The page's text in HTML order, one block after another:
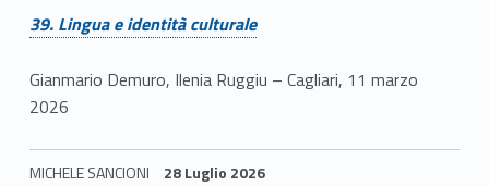
Link identifier #identifier__128448-41
39. Lingua e identità culturale
Gianmario Demuro, Ilenia Ruggiu – Cagliari, 11 marzo
2026
MICHELE SANCIONI 28 Luglio 2026